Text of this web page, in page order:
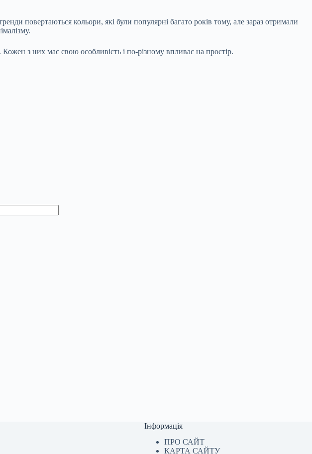
повертаються кольори, які були популярні багато років тому, але зараз отримали
з них має свою особливість і по-різному впливає на простір.
Інформація
ПРО САЙТ
КАРТА САЙТУ